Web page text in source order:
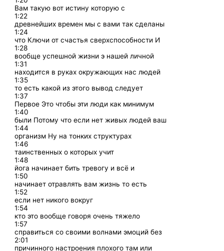
Вам такую вот истину которую с
1:22
древнейших времен мы с вами так сделаны
1:24
что Ключи от счастья сверхспособности И
1:28
вообще успешной жизни э нашей личной
1:31
находится в руках окружающих нас людей
1:35
то есть какой из этого вывод следует
1:37
Первое Это чтобы эти люди как минимум
1:40
были Потому что если нет живых людей ваш
1:44
организм Ну на тонких структурах
1:46
таинственных о которых учит
1:48
йога начинает бить тревогу и всё и
1:50
начинает отравлять вам жизнь то есть
1:52
если нет никого вокруг
1:54
кто это вообще говоря очень тяжело
1:57
справиться со своими волнами эмоций без
2:01
причинного настроения плохого там или